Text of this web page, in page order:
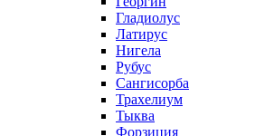
Гладиолус
Латирус
Нигела
Рубус
Сангисорба
Трахелиум
Тыква
Форзиция